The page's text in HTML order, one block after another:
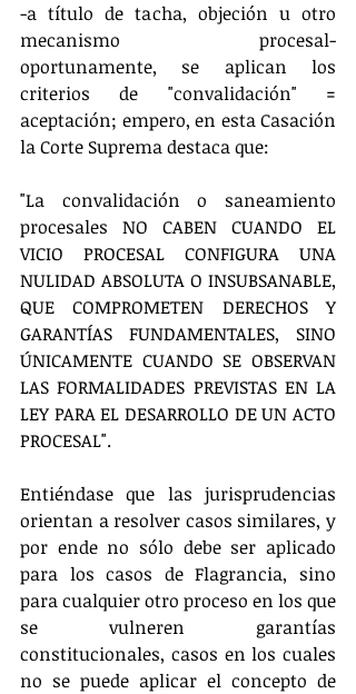
-a título de tacha, objeción u otro
mecanismo procesal-
oportunamente, se aplican los
criterios de "convalidación" =
aceptación; empero, en esta Casación
la Corte Suprema destaca que:
"La convalidación o saneamiento
procesales NO CABEN CUANDO EL
VICIO PROCESAL CONFIGURA UNA
NULIDAD ABSOLUTA O INSUBSANABLE,
QUE COMPROMETEN DERECHOS Y
GARANTÍAS FUNDAMENTALES, SINO
ÚNICAMENTE CUANDO SE OBSERVAN
LAS FORMALIDADES PREVISTAS EN LA
LEY PARA EL DESARROLLO DE UN ACTO
PROCESAL".
Entiéndase que las jurisprudencias
orientan a resolver casos similares, y
por ende no sólo debe ser aplicado
para los casos de Flagrancia, sino
para cualquier otro proceso en los que
se vulneren garantías
constitucionales, casos en los cuales
no se puede aplicar el concepto de